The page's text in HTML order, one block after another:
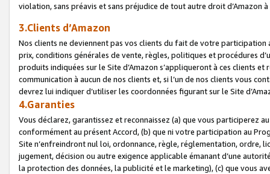
violation, sans préavis et sans préjudice de tout autre droit
3.Clients d’Amazon
Nos clients ne deviennent pas vos clients du fait de votre
prix, conditions générales de vente, règles, politiques et procédures
produits indiquées sur le Site d’Amazon s’appliqueront à ces clients
communication à aucun de nos clients et, si l’un de nos clients vous
devrez lui indiquer d’utiliser les coordonnées figurant sur le Site
4.Garanties
Vous déclarez, garantissez et reconnaissez (a) que vous participerez
conformément au présent Accord, (b) que ni votre participation au
Site n’enfreindront nul loi, ordonnance, règle, réglementation, ordre,
jugement, décision ou autre exigence applicable émanant d’une
la protection des données, la publicité et le marketing), (c) que vous